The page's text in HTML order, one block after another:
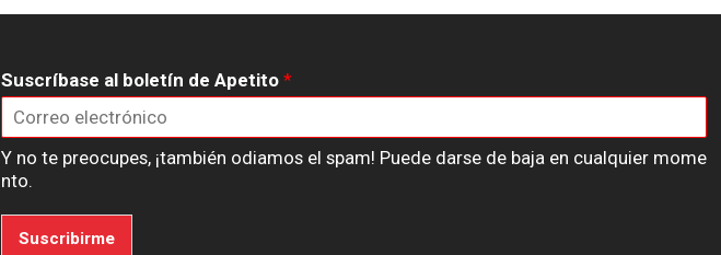
Suscríbase al boletín de Apetito *
Y no te preocupes, ¡también odiamos el spam! Puede darse de baja en cualquier mome
nto.
Suscribirme